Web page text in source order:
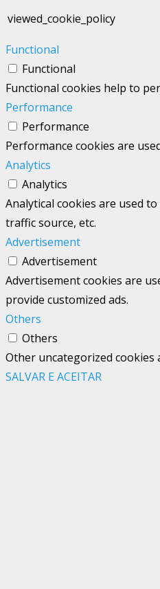
viewed_cookie_policy
Functional
Functional
Functional cookies help to
Performance
Performance
Performance cookies are
Analytics
Analytics
Analytical cookies are used
traffic source, etc.
Advertisement
Advertisement
Advertisement cookies are
provide customized ads.
Others
Others
Other uncategorized cookies
SALVAR E ACEITAR